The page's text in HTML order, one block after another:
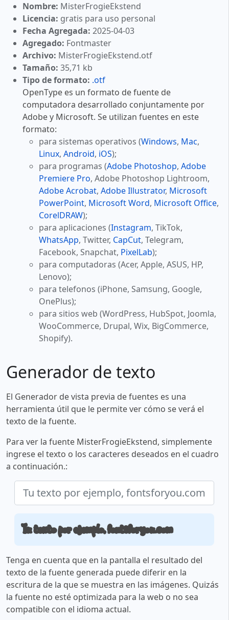
Nombre: MisterFrogieEkstend
Licencia: gratis para uso personal
Fecha Agregada: 2025-04-03
Agregado: Fontmaster
Archivo: MisterFrogieEkstend.otf
Tamaño: 35,71 kb
Tipo de formato: .otf
OpenType es un formato de fuente de
computadora desarrollado conjuntamente por
Adobe y Microsoft. Se utilizan fuentes en este
formato:
para sistemas operativos (Windows, Mac,
Linux, Android, iOS);
para programas (Adobe Photoshop, Adobe
Premiere Pro, Adobe Photoshop Lightroom,
Adobe Acrobat, Adobe Illustrator, Microsoft
PowerPoint, Microsoft Word, Microsoft Office,
CorelDRAW);
para aplicaciones (Instagram, TikTok,
WhatsApp, Twitter, CapCut, Telegram,
Facebook, Snapchat, PixelLab);
para computadoras (Acer, Apple, ASUS, HP,
Lenovo);
para telefonos (iPhone, Samsung, Google,
OnePlus);
para sitios web (WordPress, HubSpot, Joomla,
WooCommerce, Drupal, Wix, BigCommerce,
Shopify).
Generador de texto
El Generador de vista previa de fuentes es una
herramienta útil que le permite ver cómo se verá el
texto de la fuente.
Para ver la fuente MisterFrogieEkstend, simplemente
ingrese el texto o los caracteres deseados en el cuadro
a continuación.:
Tu texto por ejemplo, fontsforyou.com
Tenga en cuenta que en la pantalla el resultado del
texto de la fuente generada puede diferir en la
escritura de la que se muestra en las imágenes. Quizás
la fuente no esté optimizada para la web o no sea
compatible con el idioma actual.